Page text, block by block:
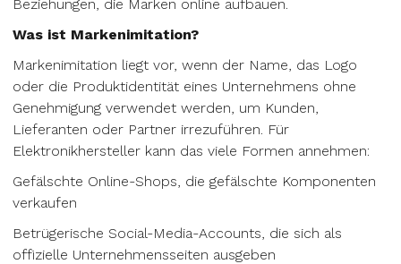
Beziehungen, die Marken online aufbauen.
Was ist Markenimitation?
Markenimitation liegt vor, wenn der Name, das Logo
oder die Produktidentität eines Unternehmens ohne
Genehmigung verwendet werden, um Kunden,
Lieferanten oder Partner irrezuführen. Für
Elektronikhersteller kann das viele Formen annehmen:
Gefälschte Online-Shops, die gefälschte Komponenten
verkaufen
Betrügerische Social-Media-Accounts, die sich als
offizielle Unternehmensseiten ausgeben